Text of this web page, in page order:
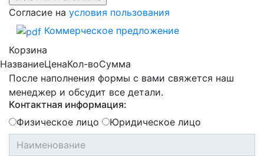
Согласие на условия пользования
Коммерческое предложение
Корзина
НазваниеЦенаКол-воСумма
После наполнения формы с вами свяжется наш
менеджер и обсудит все детали.
Контактная информация:
Физическое лицо
Юридическое лицо